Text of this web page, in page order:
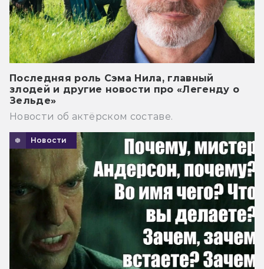
Последняя роль Сэма Нила, главный
злодей и другие новости про «Легенду о
Зельде»
Новости об актёрском составе.
Новости